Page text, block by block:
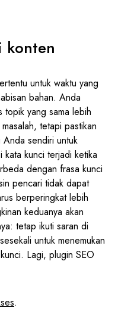
konten
untuk waktu yang
bahan. Anda
topik yang sama lebih
tetapi pastikan
sendiri untuk
kata kunci terjadi ketika
dengan frasa kunci
pencari tidak dapat
berperingkat lebih
keduanya akan
tetap ikuti saran di
untuk menemukan
Lagi, plugin SEO
.